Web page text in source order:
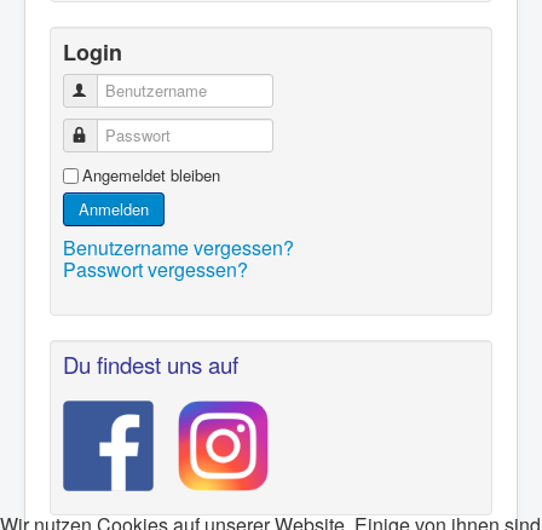
Login
Benutzername
Passwort
Angemeldet bleiben
Anmelden
Benutzername vergessen?
Passwort vergessen?
Du findest uns auf